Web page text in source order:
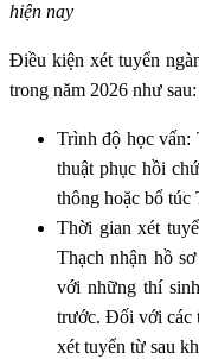
hiện nay
Điều kiện xét tuyển
trong năm 2026 như sau:
Trình độ học vấn:
thuật phục hồi
thông hoặc bổ túc
Thời gian xét
Thạch nhận hồ
với những thí
trước. Đối với các
xét tuyển từ sau